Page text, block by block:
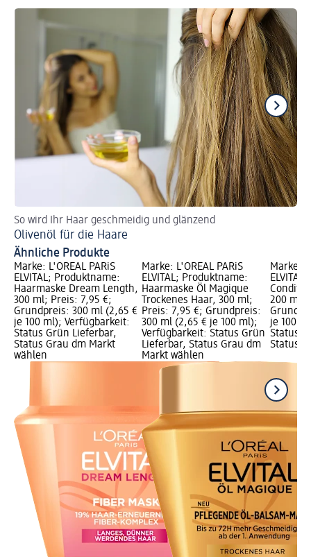
So wird Ihr Haar geschmeidig und glänzend
Olivenöl für die Haare
Ähnliche Produkte
Marke: L'ORÉAL PARiS
ELVITAL; Produktname:
Haarmaske Dream Length,
300 ml; Preis: 7,95 €;
Grundpreis: 300 ml (2,65 €
je 100 ml); Verfügbarkeit:
Status Grün Lieferbar,
Status Grau dm Markt
wählen
Marke: L'ORÉAL PARiS
ELVITAL; Produktname:
Haarmaske Öl Magique
Trockenes Haar, 300 ml;
Preis: 7,95 €; Grundpreis:
300 ml (2,65 € je 100 ml);
Verfügbarkeit: Status Grün
Lieferbar, Status Grau dm
Markt wählen
Marke:
200 ml;
je 100
Status
Status